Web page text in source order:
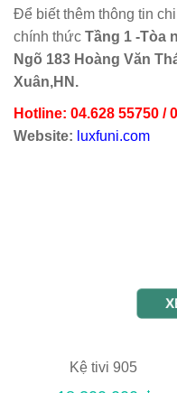
Để biết thêm thông tin
chính thức Tầng 1 -Tòa
Ngõ 183 Hoàng Văn
Xuân,HN.
Hotline: 04.628 55750 /
Website: luxfuni.com
Kệ tivi 905